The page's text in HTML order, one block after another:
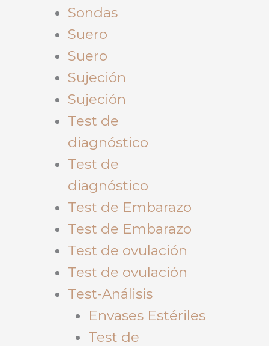
Sondas
Suero
Suero
Sujeción
Sujeción
Test de
diagnóstico
Test de
diagnóstico
Test de Embarazo
Test de Embarazo
Test de ovulación
Test de ovulación
Test-Análisis
Envases Estériles
Test de